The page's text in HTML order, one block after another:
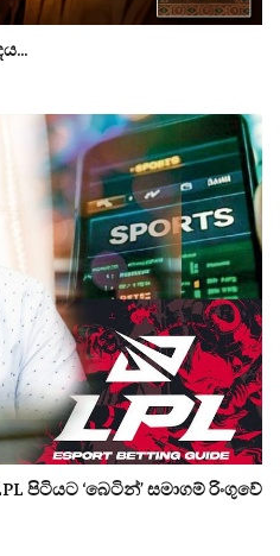
පිටියට ‘බෙටින්’ සමාගම් රිංගුවේ